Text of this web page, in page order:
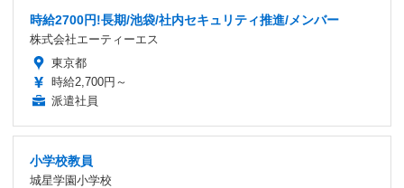
時給2700円!長期/池袋/社内セキュリティ推進/メンバー
株式会社エーティーエス
東京都
時給2,700円～
派遣社員
小学校教員
城星学園小学校